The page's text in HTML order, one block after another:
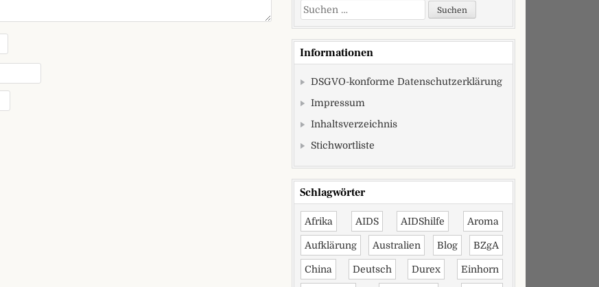
Suchen nach:
Informationen
DSGVO-konforme Datenschutzerklärung
Impressum
Inhaltsverzeichnis
Stichwortliste
Schlagwörter
Afrika AIDS AIDShilfe Aroma
Aufklärung Australien Blog BZgA
China Deutsch Durex Einhorn